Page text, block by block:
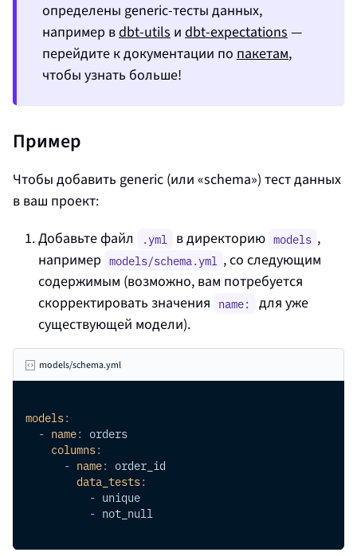
определены generic‑тесты данных,
например вdbt-utils и dbt-expectations —
перейдите к документации по пакетам,
чтобы узнать больше!
Пример
Чтобы добавить generic (или «schema») тест данных
в ваш проект:
Добавьте файл
.yml в директорию models ,
например models/schema.yml , со следующим
содержимым (возможно, вам потребуется
скорректировать значения name:
для уже
существующей модели).
models/schema.yml
models:
- name: orders
columns:
- name: order_id
data_tests:
- unique
- not_null